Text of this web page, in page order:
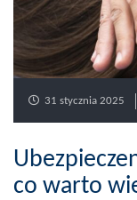
31 stycznia 2025
co warto